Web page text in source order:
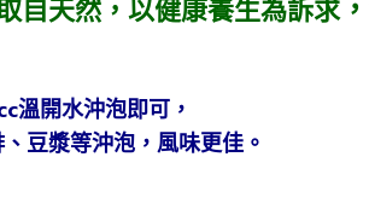
自天然，以健康養生為訴求，
溫開水沖泡即可，
豆漿等沖泡，風味更佳。